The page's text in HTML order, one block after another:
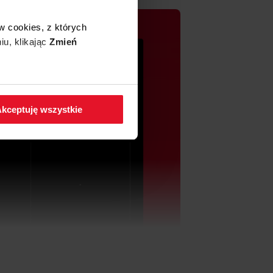
cookies, z których
klikając Zmień
zakładkęPolityka
wszystkie